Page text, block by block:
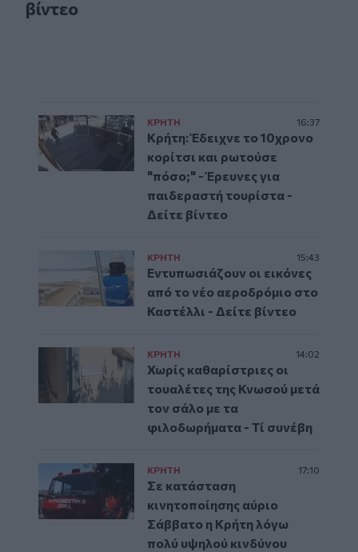
βίντεο
ΚΡΗΤΗ 16:37
Κρήτη: Έδειχνε το 10χρονο
κορίτσι και ρωτούσε
"πόσο;" - Έρευνες για
παιδεραστή τουρίστα -
Δείτε βίντεο
ΚΡΗΤΗ 15:43
Εντυπωσιάζουν οι εικόνες
από το νέο αεροδρόμιο στο
Καστέλλι - Δείτε βίντεο
ΚΡΗΤΗ 14:02
Χωρίς καθαρίστριες οι
τουαλέτες της Κνωσού μετά
τον σάλο με τα
φιλοδωρήματα - Τί συνέβη
ΚΡΗΤΗ 17:10
Σε κατάσταση
κινητοποίησης αύριο
Σάββατο η Κρήτη λόγω
πολύ υψηλού κινδύνου